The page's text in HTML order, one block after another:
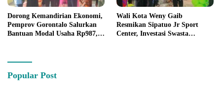
Dorong Kemandirian Ekonomi,
Pemprov Gorontalo Salurkan
Bantuan Modal Usaha Rp987,5
Wali Kota Weny Gaib
Resmikan Sipatuo Jr Sport
Center, Investasi Swasta
Popular Post